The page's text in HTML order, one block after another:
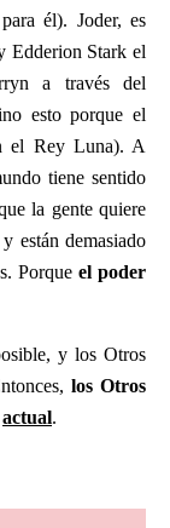
él). Joder, es
Edderion Stark el
a través del
esto porque el
el Rey Luna). A
tiene sentido
la gente quiere
están demasiado
Porque el poder
y los Otros
los Otros
actual.